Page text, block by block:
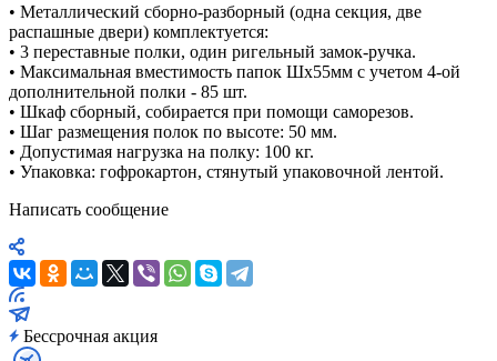
• Металлический сборно-разборный (одна секция, две
распашные двери) комплектуется:
• 3 переставные полки, один ригельный замок-ручка.
• Максимальная вместимость папок Шх55мм с учетом 4-ой
дополнительной полки - 85 шт.
• Шкаф сборный, собирается при помощи саморезов.
• Шаг размещения полок по высоте: 50 мм.
• Допустимая нагрузка на полку: 100 кг.
• Упаковка: гофрокартон, стянутый упаковочной лентой.
Написать сообщение
Бессрочная акция